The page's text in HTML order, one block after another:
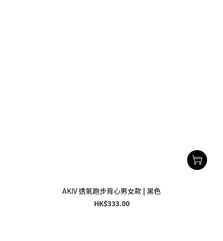
AKIV 透氣跑步背心男女款 | 黑色
HK$333.00